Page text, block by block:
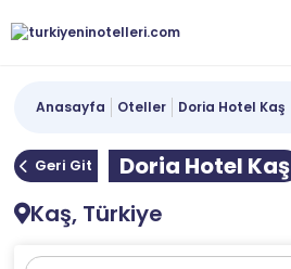
Anasayfa Oteller Doria Hotel Kaş
Geri Git
Doria Hotel Kaş
Kaş, Türkiye